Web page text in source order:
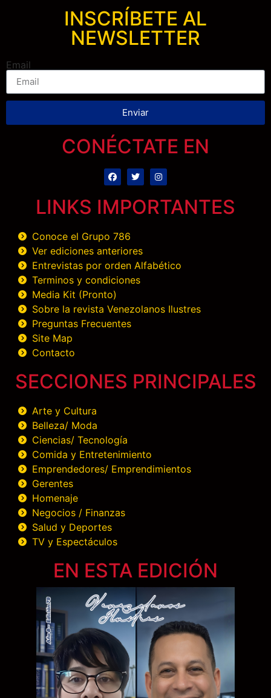
INSCRÍBETE AL
NEWSLETTER
Email
Enviar
CONÉCTATE EN
LINKS IMPORTANTES
Conoce el Grupo 786
Ver ediciones anteriores
Entrevistas por orden Alfabético
Terminos y condiciones
Media Kit (Pronto)
Sobre la revista Venezolanos Ilustres
Preguntas Frecuentes
Site Map
Contacto
SECCIONES PRINCIPALES
Arte y Cultura
Belleza/ Moda
Ciencias/ Tecnología
Comida y Entretenimiento
Emprendedores/ Emprendimientos
Gerentes
Homenaje
Negocios / Finanzas
Salud y Deportes
TV y Espectáculos
EN ESTA EDICIÓN